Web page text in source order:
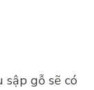
gỗ sẽ có